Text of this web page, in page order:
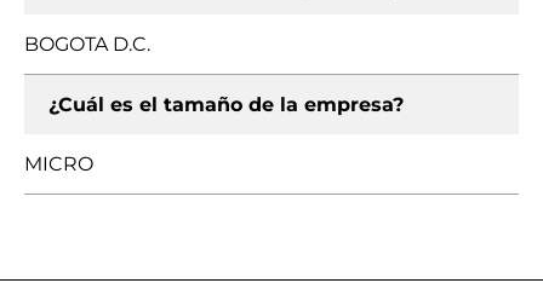
BOGOTA D.C.
¿Cuál es el tamaño de la empresa?
MICRO